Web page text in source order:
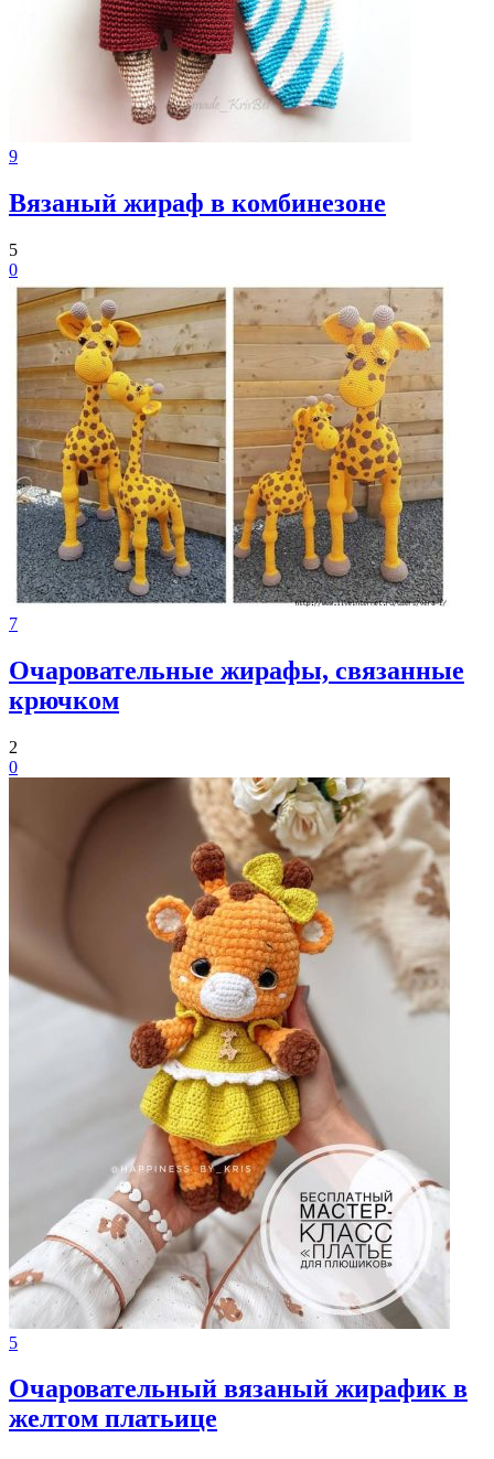
9
Вязаный жираф в комбинезоне
5
0
7
Очаровательные жирафы, связанные
крючком
2
0
5
Очаровательный вязаный жирафик в
желтом платьице